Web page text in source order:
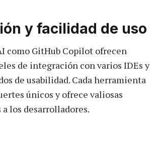
y facilidad de uso
como GitHub Copilot ofrecen
de integración con varios IDEs y
de usabilidad. Cada herramienta
únicos y ofrece valiosas
los desarrolladores.